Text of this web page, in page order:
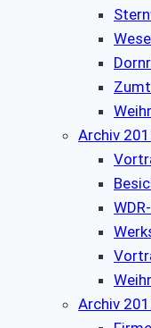
Archiv
Archiv